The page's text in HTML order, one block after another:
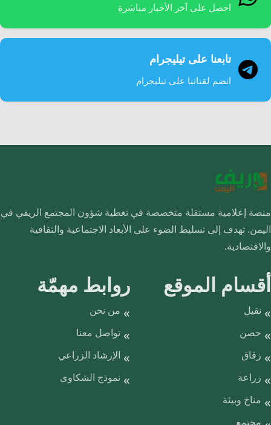
احصل على آخر الأخبار مباشرة
تابعنا على تيليجرام
انضم لقناتنا على تيليجرام
منصة إعلامية مستقلة متخصصة في تغطية شؤون المجتمع الريفي في
اليمن. تهدف إلى تسليط الضوء على الأبعاد الاجتماعية والثقافية
والاقتصادية.
أقسام الموقع
نقيل
حصن
زقاق
زراعة
مناخ وبيئة
مجتمع
روابط مهمّة
من نحن
تواصل معنا
الإرشاد الزراعي
نموذج الشكاوى